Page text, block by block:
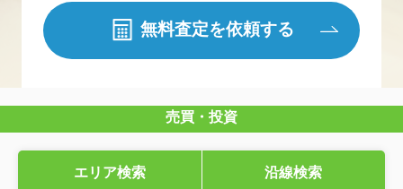
無料査定を依頼する
売買・投資
エリア検索 沿線検索